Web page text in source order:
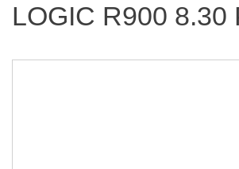
LOGIC R900 8.30